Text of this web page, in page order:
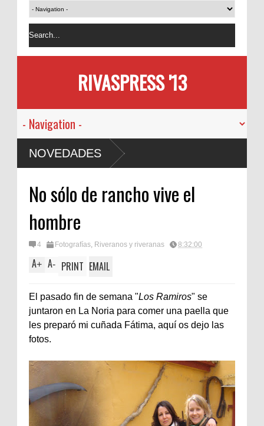
RIVASPRESS '13
NOVEDADES
No sólo de rancho vive el
hombre
4 Fotografías, Riveranos y riveranas 8:32:00
A+ A- PRINT EMAIL
El pasado fin de semana "Los Ramiros" se
juntaron en La Noria para comer una paella que
les preparó mi cuñada Fátima, aquí os dejo las
fotos.